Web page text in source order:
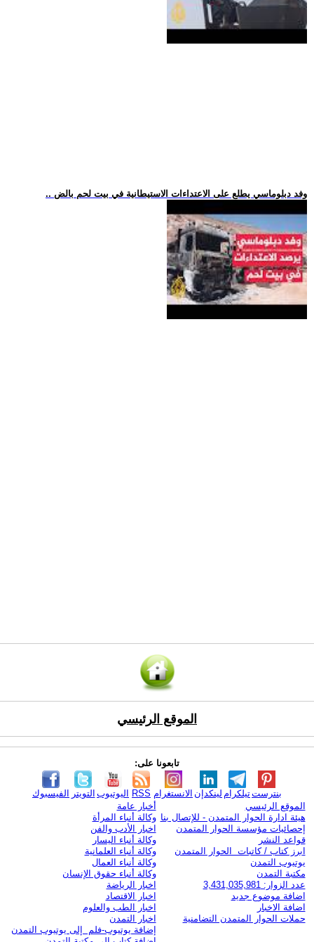
.. وفد دبلوماسي يطلع على الاعتداءات الاستيطانية في بيت لحم بالض
الموقع الرئيسي
تابعونا على:
الفيسبوك التويتر اليوتيوب RSS الانستغرام لينكدإن تيلكرامبنترست
الموقع الرئيسي
هيئة ادارة الحوار المتمدن - للإتصال بنا
إحصائيات مؤسسة الحوار المتمدن
قواعد النشر
ابرز كتاب / كاتبات الحوار المتمدن
يوتيوب التمدن
مكتبة التمدن
عدد الزوار: 3,431,035,981
اضافة موضوع جديد
اضافة الاخبار
حملات الحوار المتمدن التضامنية
أخبار عامة
وكالة أنباء المرأة
اخبار الأدب والفن
وكالة أنباء اليسار
وكالة أنباء العلمانية
وكالة أنباء العمال
وكالة أنباء حقوق الإنسان
اخبار الرياضة
اخبار الاقتصاد
اخبار الطب والعلوم
اخبار التمدن
إضافة يوتيوب-فلم إلى يوتيوب التمدن